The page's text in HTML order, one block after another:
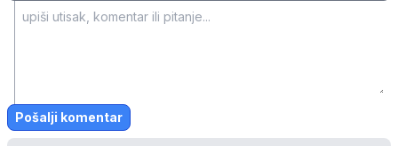
Pošalji komentar